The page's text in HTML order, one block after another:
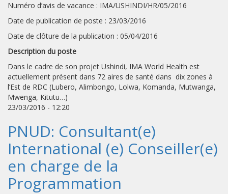
Numéro d’avis de vacance : IMA/USHINDI/HR/05/2016
Date de publication de poste : 23/03/2016
Date de clôture de la publication : 05/04/2016
Description du poste
Dans le cadre de son projet Ushindi, IMA World Health est
actuellement présent dans 72 aires de santé dans dix zones à
l’Est de RDC (Lubero, Alimbongo, Lolwa, Komanda, Mutwanga,
Mwenga, Kitutu…)
23/03/2016 - 12:20
PNUD: Consultant(e)
International (e) Conseiller(e)
en charge de la
Programmation